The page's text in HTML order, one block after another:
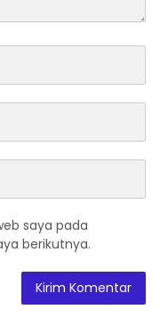
saya pada
berikutnya.